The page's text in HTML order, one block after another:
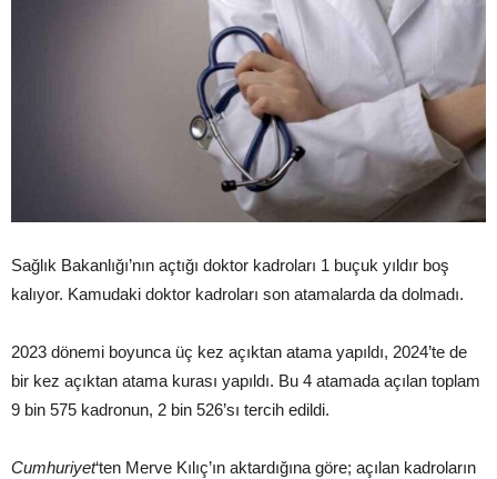
Sağlık Bakanlığı’nın açtığı doktor kadroları 1 buçuk yıldır boş
kalıyor. Kamudaki doktor kadroları son atamalarda da dolmadı.
2023 dönemi boyunca üç kez açıktan atama yapıldı, 2024’te de
bir kez açıktan atama kurası yapıldı. Bu 4 atamada açılan toplam
9 bin 575 kadronun, 2 bin 526’sı tercih edildi.
Cumhuriyet‘ten Merve Kılıç’ın aktardığına göre; açılan kadroların